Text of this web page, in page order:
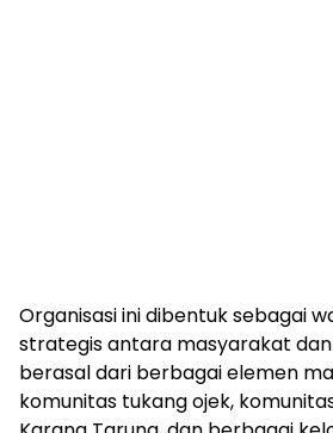
​Organisasi ini dibentuk sebagai
strategis antara masyarakat
berasal dari berbagai elemen
komunitas tukang ojek,